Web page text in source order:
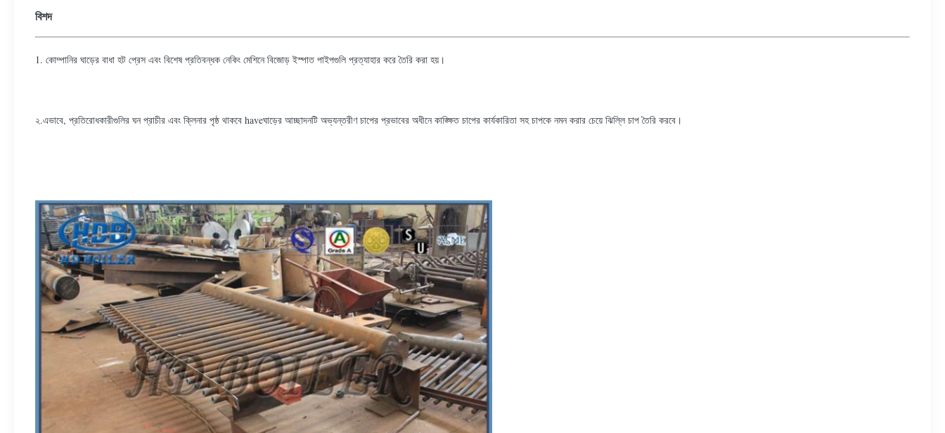
বিশদ
1. কোম্পানির ঘাড়ের বাধা হট প্রেস এবং বিশেষ প্রতিবন্ধক নেকিং মেশিনে বিজোড় ইস্পাত পাইপগুলি প্রত্যাহার করে তৈরি করা হয়।
২.এভাবে, প্রতিরোধকারীগুলির ঘন প্রাচীর এবং ক্লিনার পৃষ্ঠ থাকবে haveঘাড়ের আচ্ছাদনটি অভ্যন্তরীণ চাপের প্রভাবের অধীনে কাঙ্ক্ষিত চাপের কার্যকারিতা সহ চাপকে নমন করার চেয়ে ঝিল্লি চাপ তৈরি করবে।